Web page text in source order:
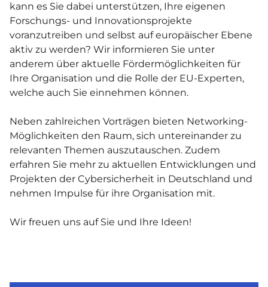
kann es Sie dabei unterstützen, Ihre eigenen
Forschungs- und Innovationsprojekte
voranzutreiben und selbst auf europäischer Ebene
aktiv zu werden? Wir informieren Sie unter
anderem über aktuelle Fördermöglichkeiten für
Ihre Organisation und die Rolle der EU-Experten,
welche auch Sie einnehmen können.
Neben zahlreichen Vorträgen bieten Networking-
Möglichkeiten den Raum, sich untereinander zu
relevanten Themen auszutauschen. Zudem
erfahren Sie mehr zu aktuellen Entwicklungen und
Projekten der Cybersicherheit in Deutschland und
nehmen Impulse für ihre Organisation mit.
Wir freuen uns auf Sie und Ihre Ideen!